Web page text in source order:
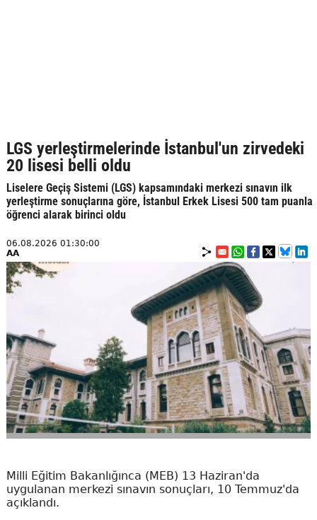
LGS yerleştirmelerinde İstanbul'un zirvedeki
20 lisesi belli oldu
Liselere Geçiş Sistemi (LGS) kapsamındaki merkezi sınavın ilk
yerleştirme sonuçlarına göre, İstanbul Erkek Lisesi 500 tam puanla
öğrenci alarak birinci oldu
06.08.2026 01:30:00
AA
Milli Eğitim Bakanlığınca (MEB) 13 Haziran'da
uygulanan merkezi sınavın sonuçları, 10 Temmuz'da
açıklandı.